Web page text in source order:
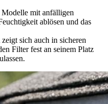
Modelle mit anfälligen
ablösen und das
sich auch in sicheren
Filter fest an seinem Platz